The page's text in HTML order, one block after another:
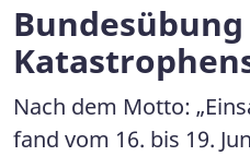
Bundesübung
Nach dem Motto:
fand vom 16. bis 19.